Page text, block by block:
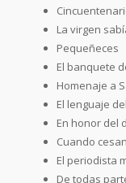
La virgen
Pequeñeces
El banquete
Homenaje a
El lenguaje
En honor del
Cuando
El periodista
De todas